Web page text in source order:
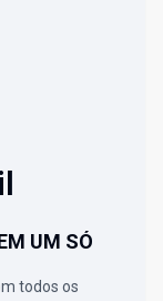
UM SÓ
todos os